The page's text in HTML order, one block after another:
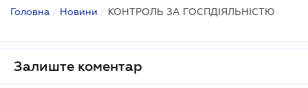
Головна / Новини / КОНТРОЛЬ ЗА ГОСПДІЯЛЬНІСТЮ
Залиште коментар